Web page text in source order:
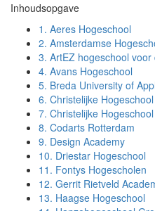
Social
media
Inhoudsopgave
1. Aeres Hogeschool
2. Amsterdamse
3. ArtEZ hogeschool voor
4. Avans Hogeschool
5. Breda University of
6. Christelijke
7. Christelijke
8. Codarts Rotterdam
9. Design Academy
10. Driestar Hogeschool
11. Fontys Hogescholen
12. Gerrit Rietveld
13. Haagse Hogeschool